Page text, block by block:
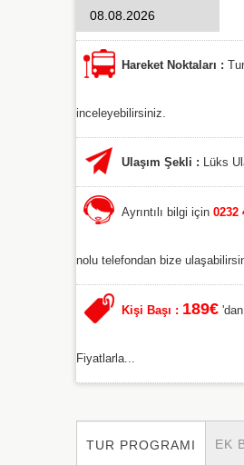
Hareket Noktaları :
inceleyebilirsiniz.
Ulaşım Şekli : Lüks
Ayrıntılı bilgi için 0232
nolu telefondan bize
Kişi Başı : 189€
Fiyatlarla...
TUR PROGRAMI EK